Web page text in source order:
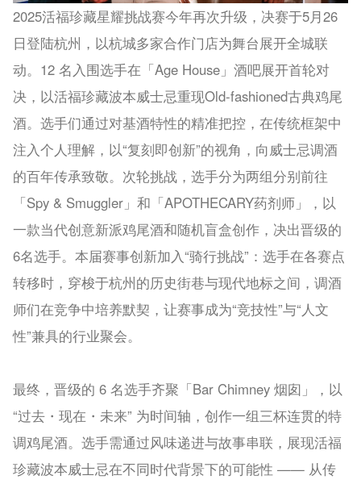
2025活福珍藏星耀挑战赛今年再次升级，决赛于5月26
日登陆杭州，以杭城多家合作门店为舞台展开全城联
动。12 名入围选手在「Age House」酒吧展开首轮对
决，以活福珍藏波本威士忌重现Old-fashioned古典鸡尾
酒。选手们通过对基酒特性的精准把控，在传统框架中
注入个人理解，以“复刻即创新”的视角，向威士忌调酒
的百年传承致敬。次轮挑战，选手分为两组分别前往
「Spy & Smuggler」和「APOTHECARY药剂师」，以
一款当代创意新派鸡尾酒和随机盲盒创作，决出晋级的
6名选手。本届赛事创新加入“骑行挑战”：选手在各赛点
转移时，穿梭于杭州的历史街巷与现代地标之间，调酒
师们在竞争中培养默契，让赛事成为“竞技性”与“人文
性”兼具的行业聚会。
最终，晋级的 6 名选手齐聚「Bar Chimney 烟囱」，以
“过去・现在・未来” 为时间轴，创作一组三杯连贯的特
调鸡尾酒。选手需通过风味递进与故事串联，展现活福
珍藏波本威士忌在不同时代背景下的可能性 —— 从传